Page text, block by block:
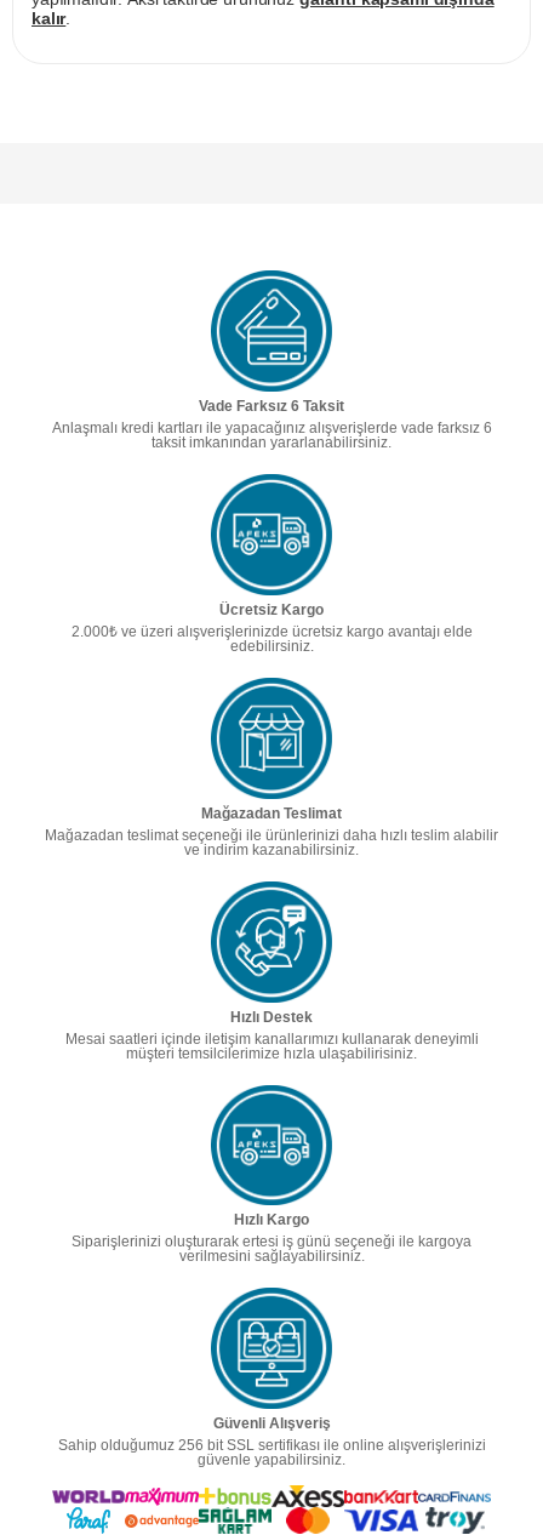
kalır.
Vade Farksız 6 Taksit
Anlaşmalı kredi kartları ile yapacağınız alışverişlerde vade farksız 6
taksit imkanından yararlanabilirsiniz.
Ücretsiz Kargo
2.000₺ ve üzeri alışverişlerinizde ücretsiz kargo avantajı elde
edebilirsiniz.
Mağazadan Teslimat
Mağazadan teslimat seçeneği ile ürünlerinizi daha hızlı teslim alabilir
ve indirim kazanabilirsiniz.
Hızlı Destek
Mesai saatleri içinde iletişim kanallarımızı kullanarak deneyimli
müşteri temsilcilerimize hızla ulaşabilirisiniz.
Hızlı Kargo
Siparişlerinizi oluşturarak ertesi iş günü seçeneği ile kargoya
verilmesini sağlayabilirsiniz.
Güvenli Alışveriş
Sahip olduğumuz 256 bit SSL sertifikası ile online alışverişlerinizi
güvenle yapabilirsiniz.